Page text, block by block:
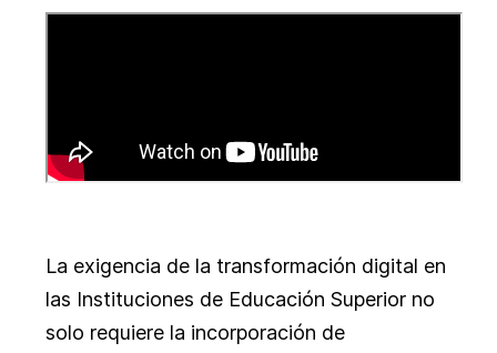
La exigencia de la transformación digital en
las Instituciones de Educación Superior no
solo requiere la incorporación de